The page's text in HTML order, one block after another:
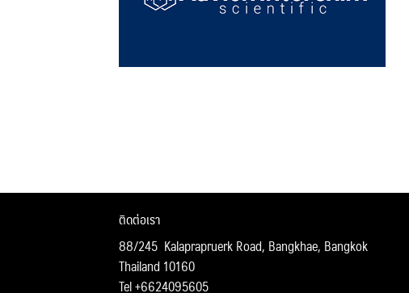
ติดต่อเรา
88/245 Kalaprapruerk Road, Bangkhae, Bangkok
Thailand 10160
Tel +6624095605